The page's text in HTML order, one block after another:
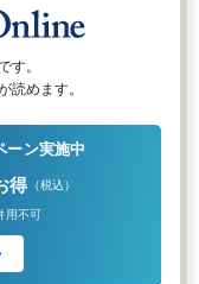
す。
読めます。
ーン実施中
得 （税込）
用不可